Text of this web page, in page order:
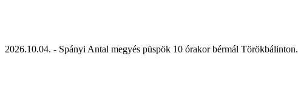
2026.10.04. - Spányi Antal megyés püspök 10 órakor bérmál Törökbálinton.